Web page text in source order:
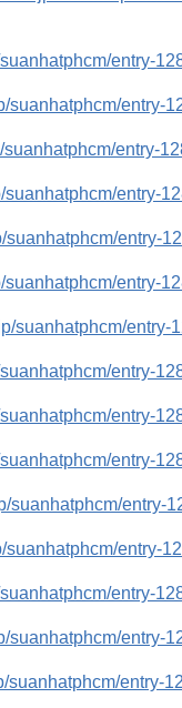
entry-
suanhatphcm/entry-
entry-
entry-
entry-
entry-
suanhatphcm/entry-
entry-
entry-
entry-
suanhatphcm/entry-
entry-
entry-
suanhatphcm/entry-
suanhatphcm/entry-